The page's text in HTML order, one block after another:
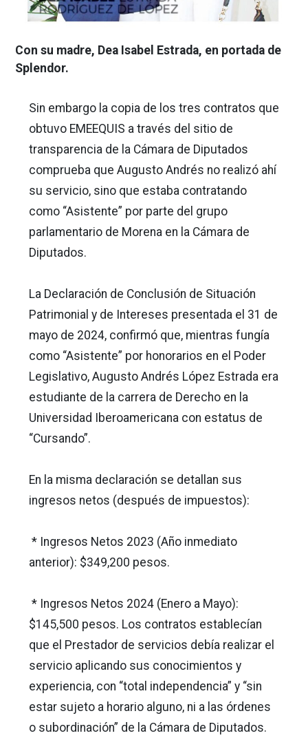
Con su madre, Dea Isabel Estrada, en portada de
Splendor.
Sin embargo la copia de los tres contratos que
obtuvo EMEEQUIS a través del sitio de
transparencia de la Cámara de Diputados
comprueba que Augusto Andrés no realizó ahí
su servicio, sino que estaba contratando
como “Asistente” por parte del grupo
parlamentario de Morena en la Cámara de
Diputados.
La Declaración de Conclusión de Situación
Patrimonial y de Intereses presentada el 31 de
mayo de 2024, confirmó que, mientras fungía
como “Asistente” por honorarios en el Poder
Legislativo, Augusto Andrés López Estrada era
estudiante de la carrera de Derecho en la
Universidad Iberoamericana con estatus de
“Cursando”.
En la misma declaración se detallan sus
ingresos netos (después de impuestos):
* Ingresos Netos 2023 (Año inmediato
anterior): $349,200 pesos.
* Ingresos Netos 2024 (Enero a Mayo):
$145,500 pesos. Los contratos establecían
que el Prestador de servicios debía realizar el
servicio aplicando sus conocimientos y
experiencia, con “total independencia” y “sin
estar sujeto a horario alguno, ni a las órdenes
o subordinación” de la Cámara de Diputados.